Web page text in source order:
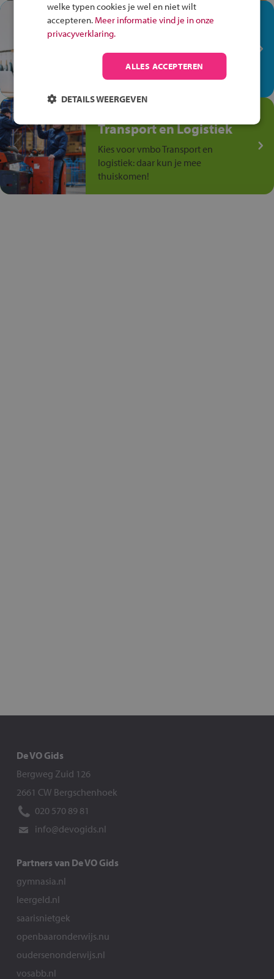
In de winkel ben je op je
plek!
Ontdek via het vmbo jouw talent
op de winkelvloer, waar elke dag
anders is!
Transport en Logistiek
Kies voor vmbo Transport en
logistiek: daar kun je mee
thuiskomen!
De VO Gids
Bergweg Zuid 126
2661 CW Bergschenhoek
020 570 89 81
info@devogids.nl
Partners van De VO Gids
gymnasia.nl
leergeld.nl
saarisnietgek
openbaaronderwijs.nu
oudersenonderwijs.nl
vosabb.nl
welke typen cookies je wel en niet wilt
accepteren. Meer informatie vind je in onze
privacyverklaring.
ALLES ACCEPTEREN
DETAILS WEERGEVEN